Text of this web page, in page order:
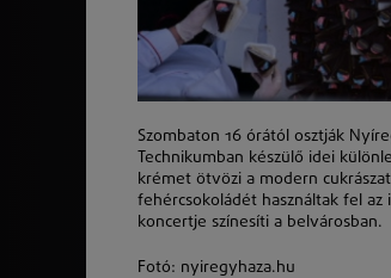
Szombaton 16 órától osztják
Technikumban készülő idei
krémet ötvözi a modern
fehércsokoládét használtak fel
koncertje színesíti a belvárosban.
Fotó: nyiregyhaza.hu